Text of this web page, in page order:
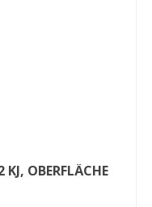
KJ, OBERFLÄCHE